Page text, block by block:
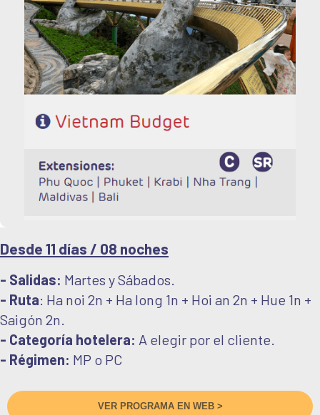
Desde 11 días / 08 noches
- Salidas: Martes y Sábados.
- Ruta: Ha noi 2n + Ha long 1n + Hoi an 2n + Hue 1n +
Saigón 2n.
- Categoría hotelera: A elegir por el cliente.
- Régimen: MP o PC
VER PROGRAMA EN WEB >